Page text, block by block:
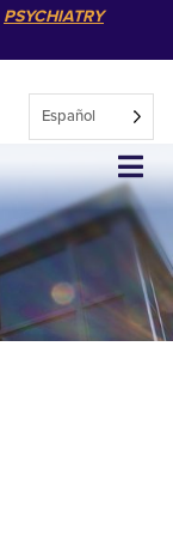
PSYCHIATRY
Español